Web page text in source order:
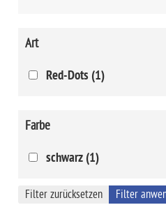
Art
Red-Dots (1)
Farbe
schwarz (1)
Filter zurücksetzen Filter